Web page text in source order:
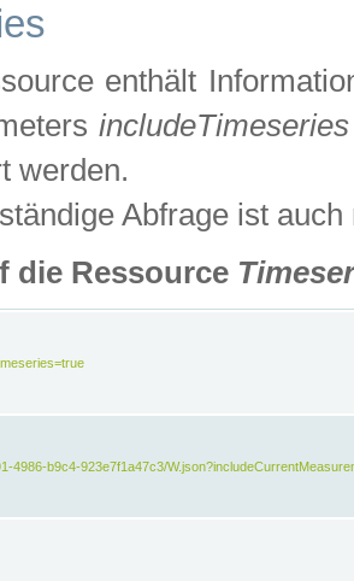
enthält
includeTimeseries
werden.
Abfrage ist auch
die Ressource
4986-b9c4-923e7f1a47c3/